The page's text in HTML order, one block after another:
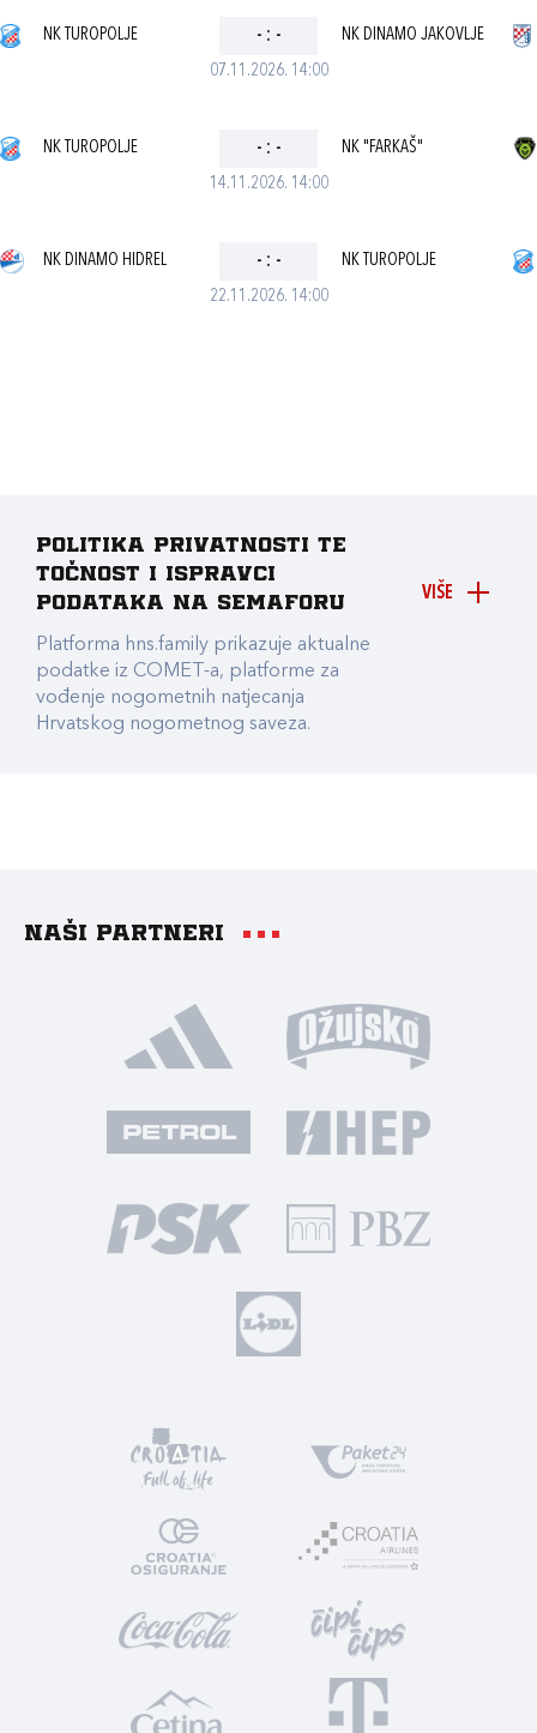
07.11.2026. 14:00
NK TUROPOLJE - : - NK DINAMO JAKOVLJE
14.11.2026. 14:00
NK TUROPOLJE - : - NK "FARKAŠ"
22.11.2026. 14:00
NK DINAMO HIDREL - : - NK TUROPOLJE
VIŠE
Politika privatnosti te
točnost i ispravci
podataka na Semaforu
Platforma hns.family prikazuje aktualne
podatke iz COMET-a, platforme za
vođenje nogometnih natjecanja
Hrvatskog nogometnog saveza.
Naši partneri